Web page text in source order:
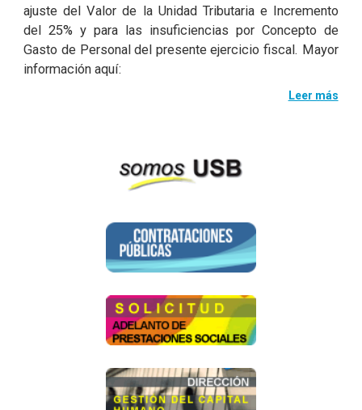
ajuste del Valor de la Unidad Tributaria e Incremento
del 25% y para las insuficiencias por Concepto de
Gasto de Personal del presente ejercicio fiscal. Mayor
información aquí:
Leer más